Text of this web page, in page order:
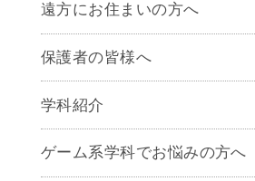
遠方にお住まいの方へ
保護者の皆様へ
学科紹介
ゲームクリエイター学科
CG学科
ゲーム系学科でお悩みの方へ